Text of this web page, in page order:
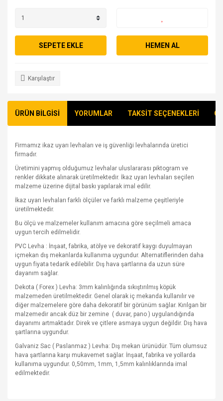
SEPETE EKLE HEMEN AL
Karşılaştır
ÜRÜN BİLGİSİ YORUMLAR TAKSİT SEÇENEKLERİ
Firmamız ikaz uyarı levhaları ve iş güvenliği levhalarında üretici
firmadır.
Üretimini yapmış olduğumuz levhalar uluslararası piktogram ve
renkler dikkate alınarak üretilmektedir. İkaz uyarı levhaları seçilen
malzeme üzerine dijital baskı yapılarak imal edilir.
İkaz uyarı levhaları farklı ölçüler ve farklı malzeme çeşitleriyle
üretilmektedir.
Bu ölçü ve malzemeler kullanım amacına göre seçilmeli amaca
uygun tercih edilmelidir.
PVC Levha : İnşaat, fabrika, atölye ve dekoratif kaygı duyulmayan
içmekan dış mekanlarda kullanıma uygundur. Alternatiflerinden daha
uygun fiyata tedarik edilebilir. Dış hava şartlarına da uzun süre
dayanım sağlar.
Dekota ( Forex ) Levha: 3mm kalınlığında sıkıştırılmış köpük
malzemeden üretilmektedir. Genel olarak iç mekanda kullanılır ve
diğer malzemelere göre daha dekoratif bir görünüm sağlar. Kırılgan bir
malzemedir ancak düz bir zemine ( duvar, pano ) uygulandığında
dayanımı artmaktadır. Direk ve çitlere asmaya uygun değildir. Dış hava
şartlarına uygundur.
Galvaniz Sac ( Paslanmaz ) Levha: Dış mekan ürünüdür. Tüm olumsuz
hava şartlarına karşı mukavemet sağlar. İnşaat, fabrika ve yollarda
kullanıma uygundur. 0,50mm, 1mm, 1,5mm kalınlıklarında imal
edilmektedir.